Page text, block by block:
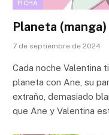
FICHA
Planeta (manga)
7 de septiembre de 2024
Cada noche Valentina
planeta con Ane, su
extraño, demasiado
que Ane y Valentina